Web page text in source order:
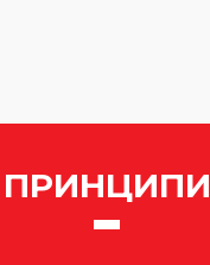
ПРИНЦИПИ